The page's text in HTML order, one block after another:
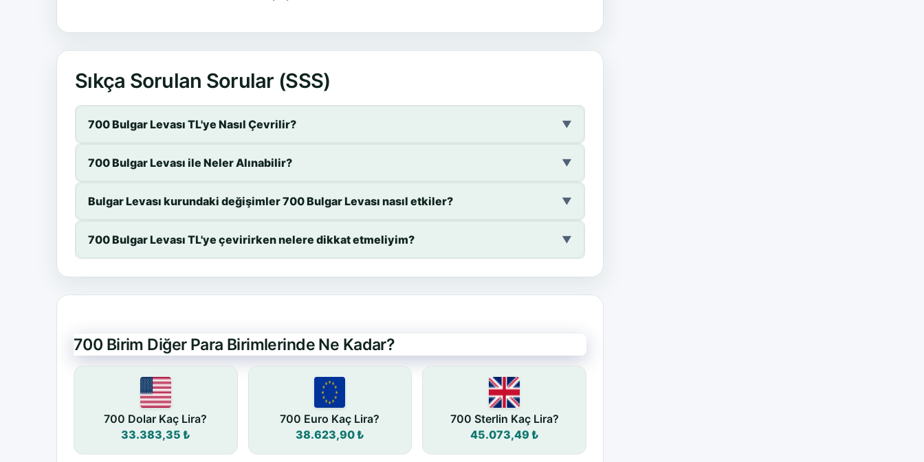
Sıkça Sorulan Sorular (SSS)
700 Bulgar Levası TL'ye Nasıl Çevrilir? ▼
700 Bulgar Levası ile Neler Alınabilir? ▼
Bulgar Levası kurundaki değişimler 700 Bulgar Levası nasıl etkiler? ▼
700 Bulgar Levası TL'ye çevirirken nelere dikkat etmeliyim? ▼
700 Birim Diğer Para Birimlerinde Ne Kadar?
700 Dolar Kaç Lira?
33.383,35 ₺
700 Euro Kaç Lira?
38.623,90 ₺
700 Sterlin Kaç Lira?
45.073,49 ₺